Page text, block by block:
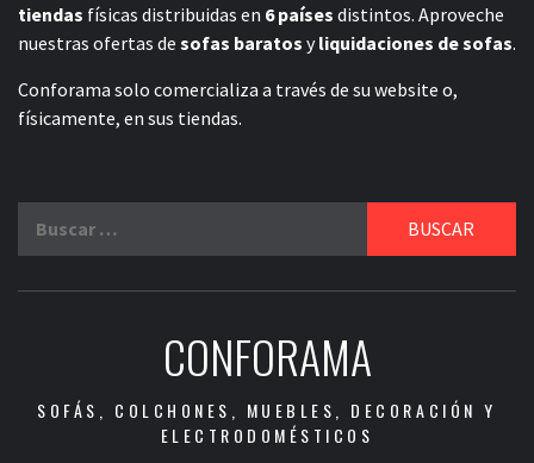
tiendas físicas distribuidas en 6 países distintos. Aproveche
nuestras ofertas de sofas baratos yliquidaciones de sofas.
Conforama solo comercializa a través de su website o,
físicamente, en sus tiendas.
CONFORAMA
SOFÁS, COLCHONES, MUEBLES, DECORACIÓN Y
ELECTRODOMÉSTICOS